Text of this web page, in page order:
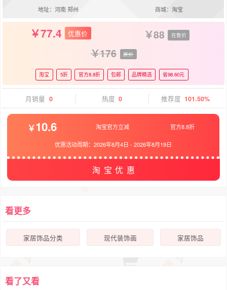
地址：河南 郑州
商城：淘宝
77.4 优惠价 88 在售价
176 原价
淘宝 5折 官方8.8折 包邮 品牌精选 省98.60元
月销量 0 热度 0 推荐度 101.50%
10.6 淘宝官方立减 官方8.8折
优惠活动周期：2026年8月4日 -2026年8月19日
淘宝优惠
看更多
家居饰品分类 现代装饰画 家居饰品
看了又看